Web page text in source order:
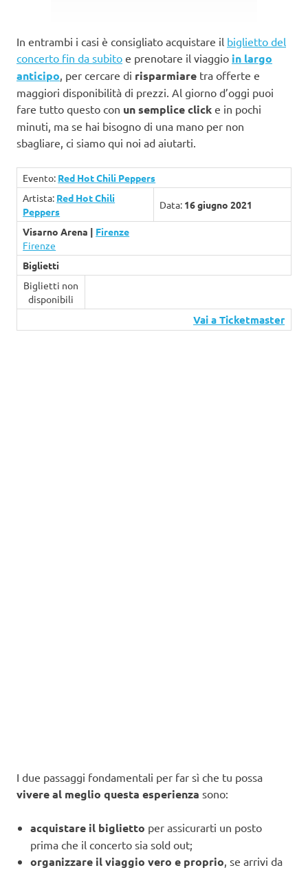
In entrambi i casi è consigliato acquistare il biglietto del
concerto fin da subito e prenotare il viaggio in largo
anticipo , per cercare di risparmiare tra offerte e
maggiori disponibilità di prezzi. Al giorno d’oggi puoi
fare tutto questo con un semplice click e in pochi
minuti, ma se hai bisogno di una mano per non
sbagliare, ci siamo qui noi ad aiutarti.
Evento: Red Hot Chili Peppers
Artista: Red Hot Chili
Peppers
Data: 16 giugno 2021
Visarno Arena | Firenze
Firenze
Biglietti
Biglietti non
disponibili
Vai a Ticketmaster
I due passaggi fondamentali per far sì che tu possa
vivere al meglio questa esperienza sono:
acquistare il biglietto per assicurarti un posto
prima che il concerto sia sold out;
organizzare il viaggio vero e proprio, se arrivi da